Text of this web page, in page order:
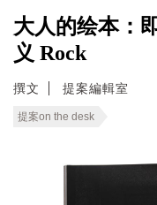
大人的绘本：
义 Rock
撰文 提案編輯室
提案on the desk